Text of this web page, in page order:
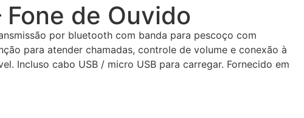
Fone de Ouvido
por bluetooth com banda para pescoço com
para atender chamadas, controle de volume e conexão à
Incluso cabo USB / micro USB para carregar. Fornecido em